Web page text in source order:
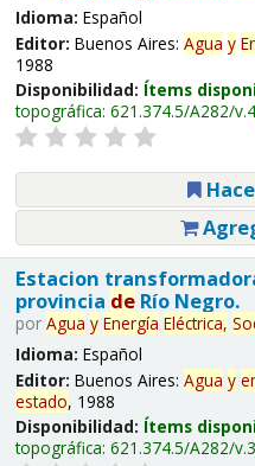
Idioma: Español
Editor: Buenos Aires: Agua y
1988
Disponibilidad: Ítems
topográfica: 621.374.5/A282/v.4
Estacion
provincia deRío Negro.
por Agua y Energía Eléctrica,
Idioma: Español
Editor: Buenos Aires: Agua y
estado, 1988
Disponibilidad: Ítems
topográfica: 621.374.5/A282/v.3